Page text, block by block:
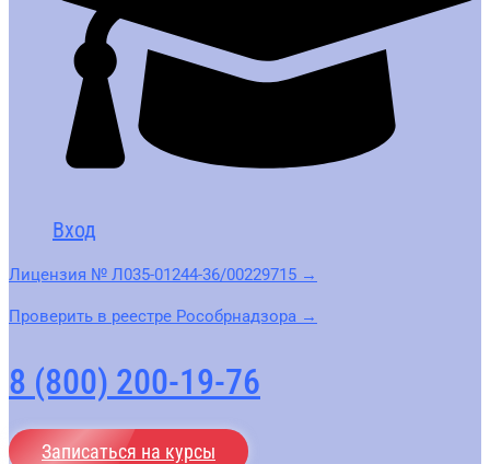
Вход
Лицензия № Л035-01244-36/00229715 →
Проверить в реестре Рособрнадзора →
8 (800) 200-19-76
Записаться на курсы